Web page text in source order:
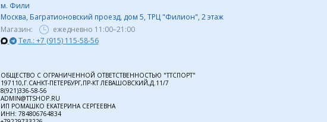
м. Фили
Москва, Багратионовский проезд, дом 5, ТРЦ "Филион", 2 этаж
Магазин:
ежедневно 11:00–21:00
Тел.: +7 (915) 115-58-56
ОБЩЕСТВО С ОГРАНИЧЕННОЙ ОТВЕТСТВЕННОСТЬЮ "ТТСПОРТ"
197110,Г.САНКТ-ПЕТЕРБУРГ,ПР-КТ ЛЕВАШОВСКИЙ,Д.11/7
8(921)336-58-56
ADMIN@TTSHOP.RU
ИП РОМАШКО ЕКАТЕРИНА СЕРГЕЕВНА
ИНН: 784806764834